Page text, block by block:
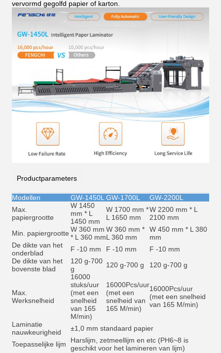
vervormd gegolfd papier of karton.
Productparameters
Modellen GW-1450L GW-1700L
GW-2200L
Max.
papiergrootte
W 1450
mm * L
1450 mm
W 1700 mm *
L 1650 mm
W 2200 mm * L
2100 mm
Min. papiergrootte W 360 mm
* L 360 mm
W 360 mm *
L 360 mm
W 450 mm * L 380
mm
De dikte van het
onderblad
F -10 mm F -10 mm
F -10 mm
De dikte van het
bovenste blad
120 g-700
g
120 g-700 g 120 g-700 g
Max.
Werksnelheid
16000
stuks/uur
(met een
snelheid
van 165
M/min)
16000Pcs/uur
(met een
snelheid van
165 M/min)
16000Pcs/uur
(met een snelheid
van 165 M/min)
Laminatie
nauwkeurigheid
±1,0 mm standaard papier
Toepasselijke lijm
Harslijm, zetmeellijm en etc (PH6~8 is
geschikt voor het lamineren van lijm)